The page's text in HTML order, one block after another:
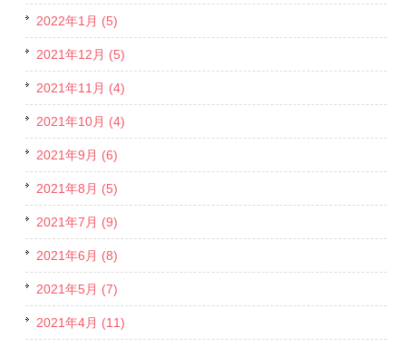
2022年1月 (5)
2021年12月 (5)
2021年11月 (4)
2021年10月 (4)
2021年9月 (6)
2021年8月 (5)
2021年7月 (9)
2021年6月 (8)
2021年5月 (7)
2021年4月 (11)